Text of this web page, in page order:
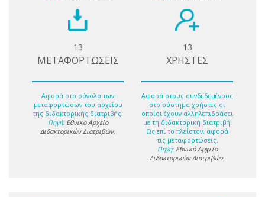
13
ΜΕΤΑΦΟΡΤΩΣΕΙΣ
Αφορά στο σύνολο των
μεταφορτώσων του αρχείου
της διδακτορικής διατριβής.
Πηγή: Εθνικό Αρχείο
Διδακτορικών Διατριβών.
13
ΧΡΗΣΤΕΣ
Αφορά στους συνδεδεμένους
στο σύστημα χρήστες οι
οποίοι έχουν αλληλεπιδράσει
με τη διδακτορική διατριβή.
Ως επί το πλείστον, αφορά
τις μεταφορτώσεις.
Πηγή: Εθνικό Αρχείο
Διδακτορικών Διατριβών.